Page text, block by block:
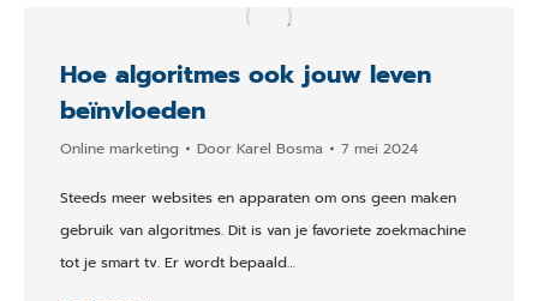
Hoe algoritmes ook jouw leven
beïnvloeden
Online marketing Door Karel Bosma 7 mei 2024
Steeds meer websites en apparaten om ons geen maken
gebruik van algoritmes. Dit is van je favoriete zoekmachine
tot je smart tv. Er wordt bepaald…